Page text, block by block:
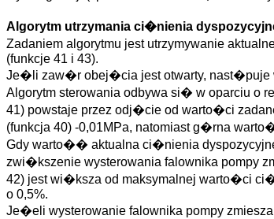
Algorytm utrzymania ci�nienia
Zadaniem algorytmu jest utrzymywanie
(funkcje 41 i 43).
Je�li zaw�r obej�cia jest otwarty,
Algorytm sterowania odbywa si� w oparciu
41) powstaje przez odj�cie od warto�ci
(funkcja 40) -0,01MPa, natomiast g�rna
Gdy warto�� aktualna ci�nienia
zwi�kszenie wysterowania falownika pompy
42) jest wi�ksza od maksymalnej warto�ci
o 0,5%.
Je�eli wysterowanie falownika pompy